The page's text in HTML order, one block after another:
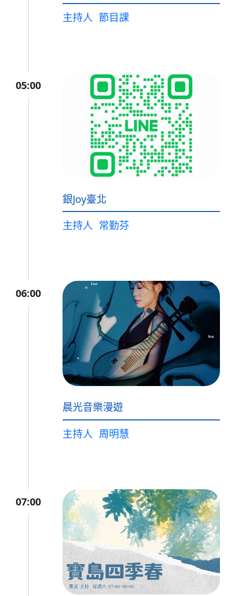
主持人 節目課
05:00
銀Joy臺北
主持人 常勤芬
06:00
晨光音樂漫遊
主持人 周明慧
07:00